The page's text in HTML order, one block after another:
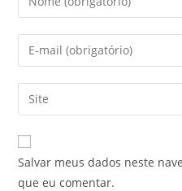
Salvar meus dados neste
que eu comentar.